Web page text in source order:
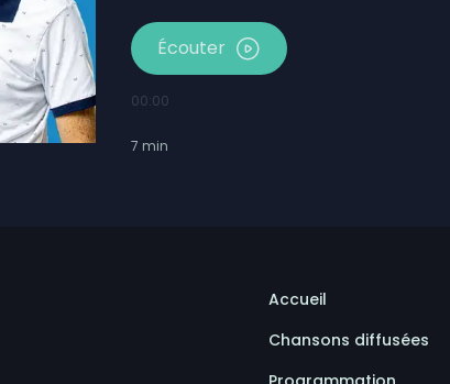
Écouter
00:00
7 min
Accueil
Chansons diffusées